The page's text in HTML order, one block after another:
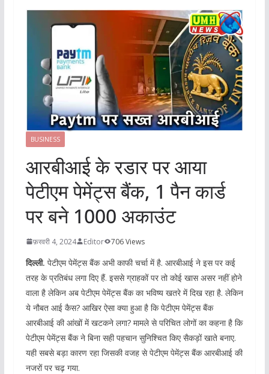
BUSINESS
आरबीआई के रडार पर आया
पेटीएम पेमेंट्स बैंक, 1 पैन कार्ड
पर बने 1000 अकाउंट
फ़रवरी 4, 2024 Editor 706 Views
दिल्ली. पेटीएम पेमेंट्स बैंक अभी काफी चर्चा में है. आरबीआई ने इस पर कई
तरह के प्रतिबंध लगा दिए हैं. इससे ग्राहकों पर तो कोई खास असर नहीं होने
वाला है लेकिन अब पेटीएम पेमेंट्स बैंक का भविष्य खतरे में दिख रहा है. लेकिन
ये नौबत आई कैस? आखिर ऐसा क्या हुआ है कि पेटीएम पेमेंट्स बैंक
आरबीआई की आंखों में खटकने लगा? मामले से परिचित लोगों का कहना है कि
पेटीएम पेमेंट्स बैंक ने बिना सही पहचान सुनिश्चित किए सैकड़ों खाते बनाए.
यही सबसे बड़ा कारण रहा जिसकी वजह से पेटीएम पेमेंट्स बैंक आरबीआई की
नजरों पर चढ़ गया.